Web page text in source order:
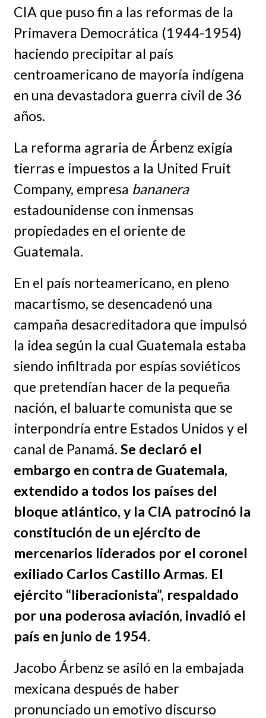
CIA que puso fin a las reformas de la
Primavera Democrática (1944-1954)
haciendo precipitar al país
centroamericano de mayoría indígena
en una devastadora guerra civil de 36
años.
La reforma agraria de Árbenz exigía
tierras e impuestos a la United Fruit
Company, empresa bananera
estadounidense con inmensas
propiedades en el oriente de
Guatemala.
En el país norteamericano, en pleno
macartismo, se desencadenó una
campaña desacreditadora que impulsó
la idea según la cual Guatemala estaba
siendo infiltrada por espías soviéticos
que pretendían hacer de la pequeña
nación, el baluarte comunista que se
interpondría entre Estados Unidos y el
canal de Panamá. Se declaró el
embargo en contra de Guatemala,
extendido a todos los países del
bloque atlántico, y la CIA patrocinó la
constitución de un ejército de
mercenarios liderados por el coronel
exiliado Carlos Castillo Armas. El
ejército “liberacionista”, respaldado
por una poderosa aviación, invadió el
país en junio de 1954.
Jacobo Árbenz se asiló en la embajada
mexicana después de haber
pronunciado un emotivo discurso